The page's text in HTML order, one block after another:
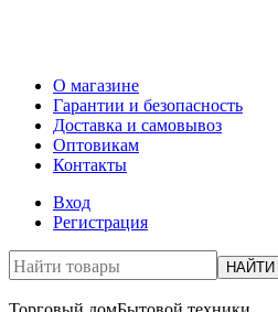
О магазине
Гарантии и безопасность
Доставка и самовывоз
Оптовикам
Контакты
Вход
Регистрация
НАЙТИ